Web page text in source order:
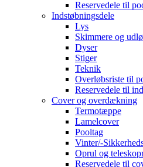
Reservedele til
Indstøbningsdele
Lys
Skimmere og
Dyser
Stiger
Teknik
Overløbsriste til
Reservedele til
Cover og overdækning
Termotæppe
Lamelcover
Pooltag
Vinter/-
Oprul og
Reservedele til